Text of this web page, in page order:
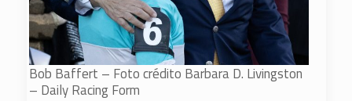
Bob Baffert – Foto crédito Barbara D. Livingston
– Daily Racing Form